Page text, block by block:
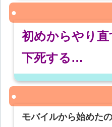
初めからやり
下死する…
モバイルから始めた